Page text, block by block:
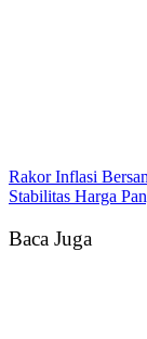
Rakor Inflasi
Stabilitas Harga
Baca Juga